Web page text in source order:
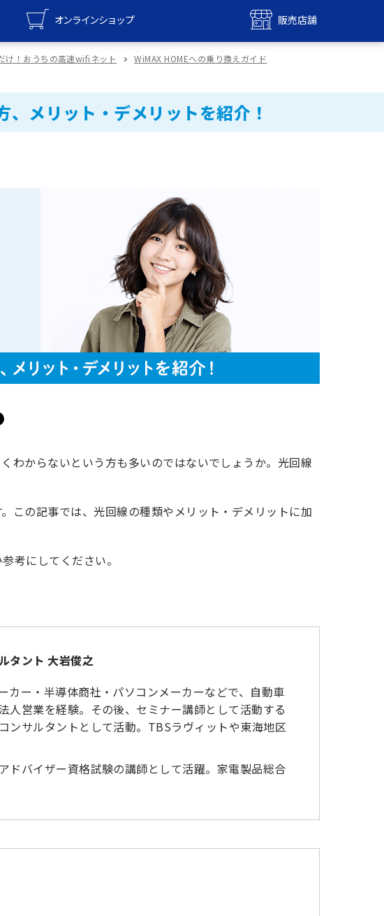
オンラインショップ 販売店舗
UQ mobile
UQ WiMAX
オンラインショップ
UQ mobile
UQ WiMAX
販売店舗
け！おうちの高速wifiネット
WiMAX HOMEへの乗り換えガイド
メリット・デメリットを紹介！
わからないという方も多いのではないでしょうか。光回線
この記事では、光回線の種類やメリット・デメリットに加
考にしてください。
タント 大岩俊之
カー・半導体商社・パソコンメーカーなどで、自動車
人営業を経験。その後、セミナー講師として活動する
ンサルタントとして活動。TBSラヴィットや東海地区
ドバイザー資格試験の講師として活躍。家電製品総合